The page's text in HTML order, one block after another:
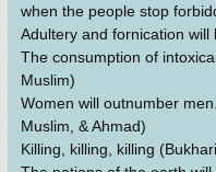
when the people stop
Adultery and fornication
The consumption of
Muslim)
Women will outnumber
Muslim, & Ahmad)
Killing, killing, killing